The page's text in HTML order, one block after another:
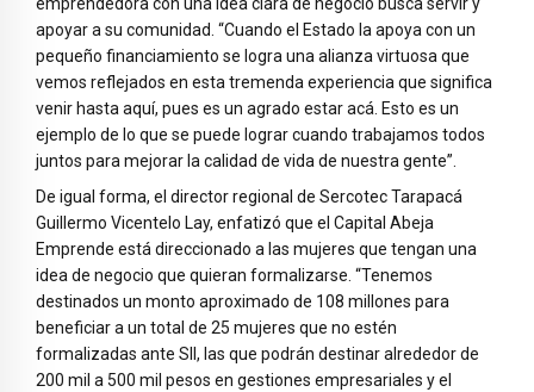
apoyar a su comunidad. “Cuando el Estado la apoya con un
pequeño financiamiento se logra una alianza virtuosa que
vemos reflejados en esta tremenda experiencia que significa
venir hasta aquí, pues es un agrado estar acá. Esto es un
ejemplo de lo que se puede lograr cuando trabajamos todos
juntos para mejorar la calidad de vida de nuestra gente”.
De igual forma, el director regional de Sercotec Tarapacá
Guillermo Vicentelo Lay, enfatizó que el Capital Abeja
Emprende está direccionado a las mujeres que tengan una
idea de negocio que quieran formalizarse. “Tenemos
destinados un monto aproximado de 108 millones para
beneficiar a un total de 25 mujeres que no estén
formalizadas ante SII, las que podrán destinar alrededor de
200 mil a 500 mil pesos en gestiones empresariales y el